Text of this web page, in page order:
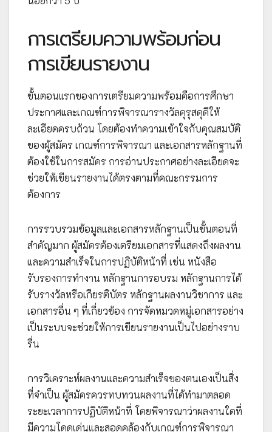
การเตรียมความพร้อมก่อน
การเขียนรายงาน
ขั้นตอนแรกของการเตรียมความพร้อมคือการศึกษา
ประกาศและเกณฑ์การพิจารณารางวัลคุรุสดุดีให้
ละเอียดครบถ้วน โดยต้องทำความเข้าใจกับคุณสมบัติ
ของผู้สมัคร เกณฑ์การพิจารณา และเอกสารหลักฐานที่
ต้องใช้ในการสมัคร การอ่านประกาศอย่างละเอียดจะ
ช่วยให้เขียนรายงานได้ตรงตามที่คณะกรรมการ
ต้องการ
การรวบรวมข้อมูลและเอกสารหลักฐานเป็นขั้นตอนที่
สำคัญมาก ผู้สมัครต้องเตรียมเอกสารที่แสดงถึงผลงาน
และความสำเร็จในการปฏิบัติหน้าที่ เช่น หนังสือ
รับรองการทำงาน หลักฐานการอบรม หลักฐานการได้
รับรางวัลหรือเกียรติบัตร หลักฐานผลงานวิชาการ และ
เอกสารอื่น ๆ ที่เกี่ยวข้อง การจัดหมวดหมู่เอกสารอย่าง
เป็นระบบจะช่วยให้การเขียนรายงานเป็นไปอย่างราบ
รื่น
การวิเคราะห์ผลงานและความสำเร็จของตนเองเป็นสิ่ง
ที่จำเป็น ผู้สมัครควรทบทวนผลงานที่ได้ทำมาตลอด
ระยะเวลาการปฏิบัติหน้าที่ โดยพิจารณาว่าผลงานใดที่
มีความโดดเด่นและสอดคล้องกับเกณฑ์การพิจารณา